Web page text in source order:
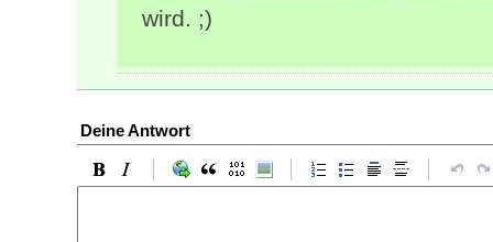
wird. ;)
Deine Antwort